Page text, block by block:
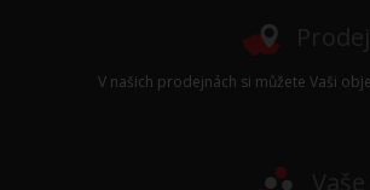
V našich prodejnách si můžete Vaši